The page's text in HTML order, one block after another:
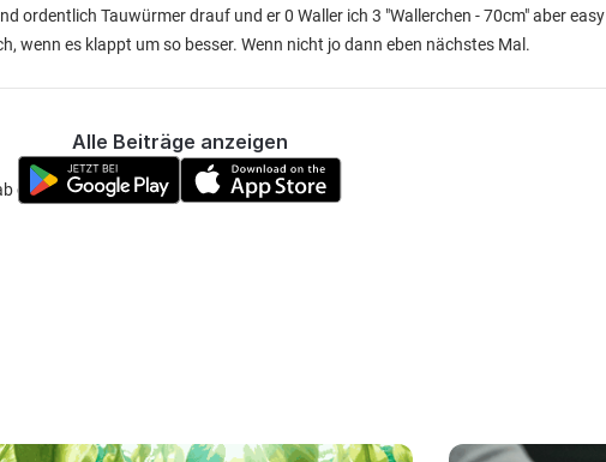
ordentlich Tauwürmer drauf und er 0 Waller ich 3 "Wallerchen - 70cm" aber easy
wenn es klappt um so besser. Wenn nicht jo dann eben nächstes Mal.
ca. 10° in der Nacht
Alle Beiträge anzeigen